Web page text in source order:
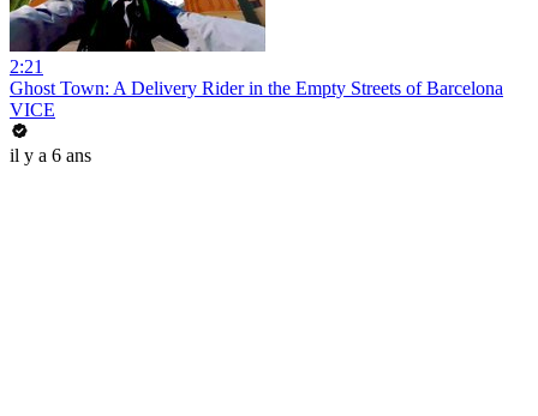
2:21
Ghost Town: A Delivery Rider in the Empty Streets of Barcelona
VICE
il y a 6 ans